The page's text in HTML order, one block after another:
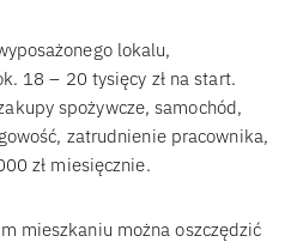
lokalu,
18 – 20 tysięcy zł na start.
spożywcze, samochód,
zatrudnienie pracownika,
zł miesięcznie.
mieszkaniu można oszczędzić